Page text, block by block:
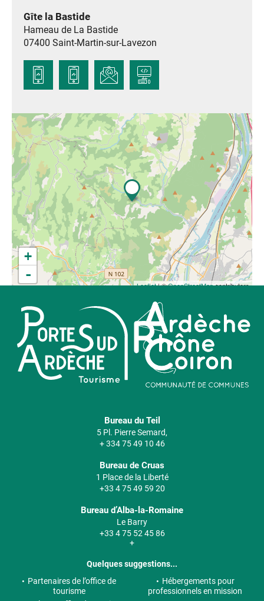
Gîte la Bastide
Hameau de La Bastide
07400 Saint-Martin-sur-Lavezon
+
-
Leaflet| ©OpenStreetMapcontributors
Bureau du Teil
5 Pl. Pierre Semard,
+ 334 75 49 10 46
Bureau de Cruas
1 Place de la Liberté
+33 4 75 49 59 20
Bureau d’Alba-la-Romaine
Le Barry
+33 4 75 52 45 86
+
Quelques suggestions...
Partenaires de l’office de
tourisme
Hébergements pour
professionnels en mission